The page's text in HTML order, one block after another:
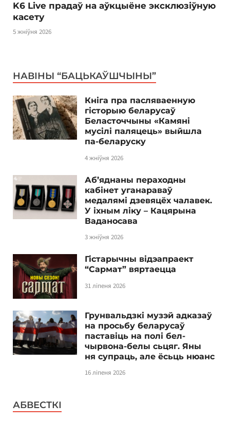
K6 Live прадаў на аўкцыёне эксклюзіўную
касету
5 жніўня 2026
НАВІНЫ “БАЦЬКАЎШЧЫНЫ”
Кніга пра пасляваенную
гісторыю беларусаў
Беласточчыны «Камяні
мусілі паляцець» выйшла
па-беларуску
4 жніўня 2026
Аб’яднаны пераходны
кабінет уганараваў
медалямі дзевяцёх чалавек.
У іхным ліку – Кацярына
Ваданосава
3 жніўня 2026
Гістарычны відэапраект
“Сармат” вяртаецца
31 ліпеня 2026
Грунвальдзкі музэй адказаў
на просьбу беларусаў
паставіць на полі бел-
чырвона-белы сьцяг. Яны
ня супраць, але ёсьць нюанс
16 ліпеня 2026
АБВЕСТКІ